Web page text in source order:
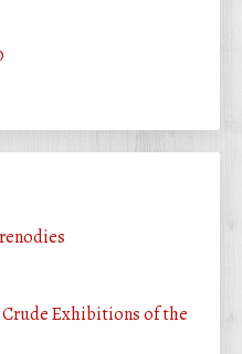
Crude Exhibitions of the